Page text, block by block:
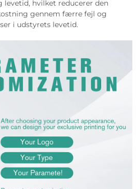
levetid, hvilket reducerer den
gennem færre fejl og
i udstyrets levetid.